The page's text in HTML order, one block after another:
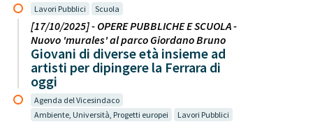
Lavori Pubblici Scuola
[17/10/2025] - OPERE PUBBLICHE E SCUOLA -
Nuovo 'murales' al parco Giordano Bruno
Giovani di diverse età insieme ad
artisti per dipingere la Ferrara di
oggi
Agenda del Vicesindaco
Ambiente, Università, Progetti europei
Lavori Pubblici